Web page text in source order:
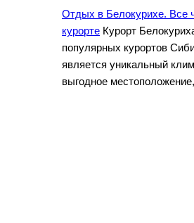
Отдых в Белокурихе. Все
курорте Курорт
популярных курортов
является уникальный
выгодное